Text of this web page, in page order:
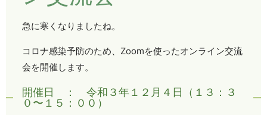
急に寒くなりましたね。
コロナ感染予防のため、Zoomを使ったオンライン交流
会を開催します。
開催日 ： 令和３年１２月４日（１３：３
０〜１５：００）